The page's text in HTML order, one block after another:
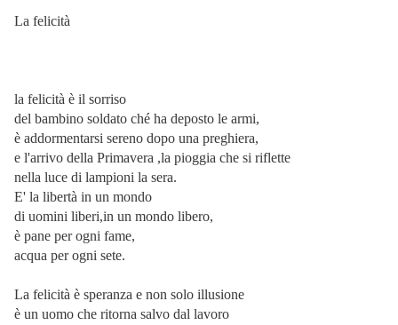
La felicità
la felicità è il sorriso
del bambino soldato ché ha deposto le armi,
è addormentarsi sereno dopo una preghiera,
e l'arrivo della Primavera ,la pioggia che si riflette
nella luce di lampioni la sera.
E' la libertà in un mondo
di uomini liberi,in un mondo libero,
è pane per ogni fame,
acqua per ogni sete.
La felicità è speranza e non solo illusione
è un uomo che ritorna salvo dal lavoro